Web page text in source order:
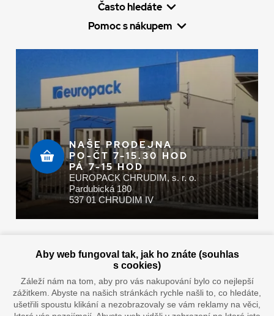
Často hledáte
Pomoc s nákupem
NAŠE PRODEJNA
PO-ČT 7-15.30 HOD
PÁ 7-15 HOD
EUROPACK CHRUDIM, s. r. o.
Pardubická 180
537 01 CHRUDIM IV
Doprava vaším oblíbeným dopravcem
Aby web fungoval tak, jak ho znáte (souhlas
s cookies)
Záleží nám na tom, aby pro vás nakupování bylo co nejlepší
zážitkem. Abyste na našich stránkách rychle našli to, co hledáte,
ušetřili spoustu klikání a nezobrazovaly se vám reklamy na věci,